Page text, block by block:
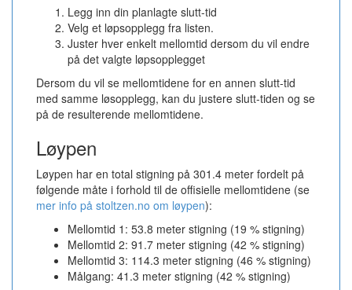
Legg inn din planlagte slutt-tid
Velg et løpsopplegg fra listen.
Juster hver enkelt mellomtid dersom du vil endre
på det valgte løpsopplegget
Dersom du vil se mellomtidene for en annen slutt-tid
med samme løsopplegg, kan du justere slutt-tiden og se
på de resulterende mellomtidene.
Løypen
Løypen har en total stigning på 301.4 meter fordelt på
følgende måte i forhold til de offisielle mellomtidene (se
mer info på stoltzen.no om løypen):
Mellomtid 1: 53.8 meter stigning (19 % stigning)
Mellomtid 2: 91.7 meter stigning (42 % stigning)
Mellomtid 3: 114.3 meter stigning (46 % stigning)
Målgang: 41.3 meter stigning (42 % stigning)